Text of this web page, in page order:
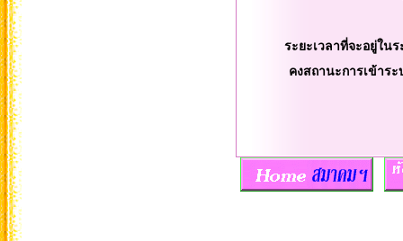
ระยะเวลาที่จะอยู่ใน
คงสถานะการเข้าร